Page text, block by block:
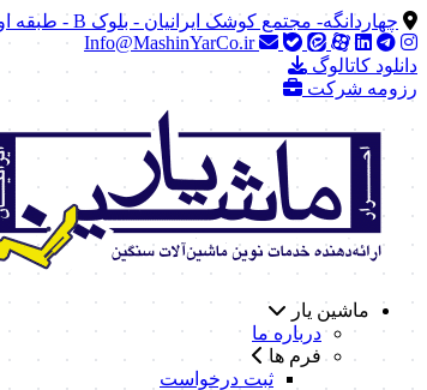
چهاردانگه- مجتمع کوشک ایرانیان - بلوک B - طبقه اول - واحد 5
Info@MashinYarCo.ir
دانلود کاتالوگ
رزومه شرکت
ماشین یار
درباره ما
فرم ها
ثبت درخواست